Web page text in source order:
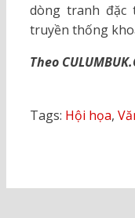
dòng tranh đặc
truyền thống
Theo
Tags: Hội họa,